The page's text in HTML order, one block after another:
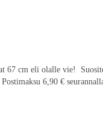
cm eli olalle vie!
6,90 €